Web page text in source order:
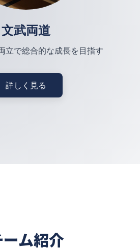
文武両道
立で総合的な成長を目指す
詳しく見る
ム紹介